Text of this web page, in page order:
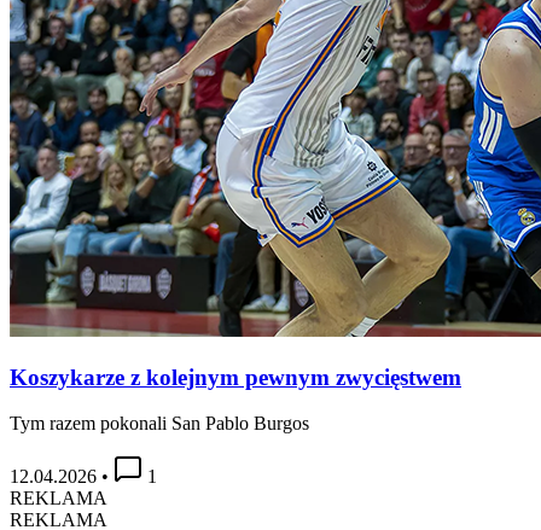
Koszykarze z kolejnym pewnym zwycięstwem
Tym razem pokonali San Pablo Burgos
12.04.2026 •
1
REKLAMA
REKLAMA